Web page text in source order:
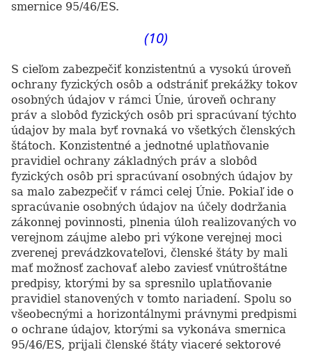
smernice 95/46/ES.
(10)
S cieľom zabezpečiť konzistentnú a vysokú úroveň
ochrany fyzických osôb a odstrániť prekážky tokov
osobných údajov v rámci Únie, úroveň ochrany
práv a slobôd fyzických osôb pri spracúvaní týchto
údajov by mala byť rovnaká vo všetkých členských
štátoch. Konzistentné a jednotné uplatňovanie
pravidiel ochrany základných práv a slobôd
fyzických osôb pri spracúvaní osobných údajov by
sa malo zabezpečiť v rámci celej Únie. Pokiaľ ide o
spracúvanie osobných údajov na účely dodržania
zákonnej povinnosti, plnenia úloh realizovaných vo
verejnom záujme alebo pri výkone verejnej moci
zverenej prevádzkovateľovi, členské štáty by mali
mať možnosť zachovať alebo zaviesť vnútroštátne
predpisy, ktorými by sa spresnilo uplatňovanie
pravidiel stanovených v tomto nariadení. Spolu so
všeobecnými a horizontálnymi právnymi predpismi
o ochrane údajov, ktorými sa vykonáva smernica
95/46/ES, prijali členské štáty viaceré sektorové